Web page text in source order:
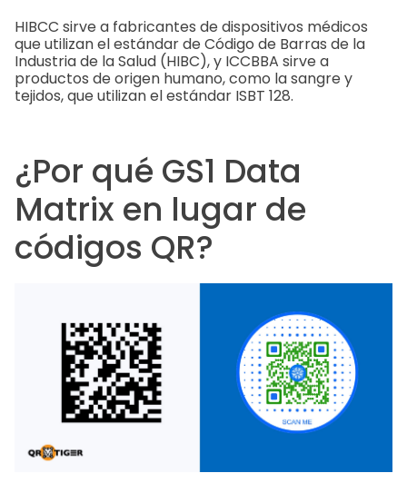
HIBCC sirve a fabricantes de dispositivos médicos
que utilizan el estándar de Código de Barras de la
Industria de la Salud (HIBC), y ICCBBA sirve a
productos de origen humano, como la sangre y
tejidos, que utilizan el estándar ISBT 128.
¿Por qué GS1 Data
Matrix en lugar de
códigos QR?